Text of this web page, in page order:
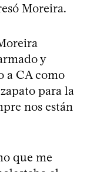
Moreira.
y
a CA como
para la
nos están
que me